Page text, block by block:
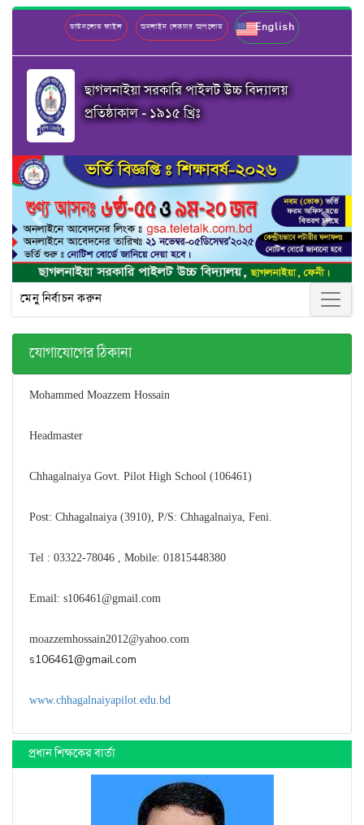
ডাউনলোড ফাইল অনলাইন লেকচার আপলোড English
ছাগলনাইয়া সরকারি পাইলট উচ্চ বিদ্যালয়
প্রতিষ্ঠাকাল - ১৯১৫ খ্রিঃ
Previous Next
মেনু নির্বাচন করুন
যোগাযোগের ঠিকানা
Mohammed Moazzem Hossain
Headmaster
Chhagalnaiya Govt. Pilot High School (106461)
Post: Chhagalnaiya (3910), P/S: Chhagalnaiya, Feni.
Tel : 03322-78046 , Mobile: 01815448380
Email: s106461@gmail.com
moazzemhossain2012@yahoo.com
s106461@gmail.com
www.chhagalnaiyapilot.edu.bd
প্রধান শিক্ষকের বার্তা